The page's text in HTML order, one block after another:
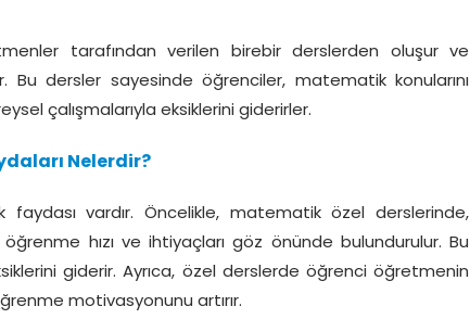
tarafından verilen birebir derslerden oluşur ve
Bu dersler sayesinde öğrenciler, matematik konularını
çalışmalarıyla eksiklerini giderirler.
Nelerdir?
vardır. Öncelikle, matematik özel derslerinde,
hızı ve ihtiyaçları göz önünde bulundurulur. Bu
giderir. Ayrıca, özel derslerde öğrenci öğretmenin
motivasyonunu artırır.